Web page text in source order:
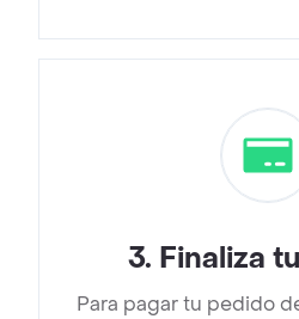
3. Finaliza
Para pagar tu pedido